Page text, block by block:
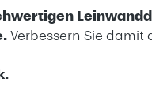
Verbessern Sie